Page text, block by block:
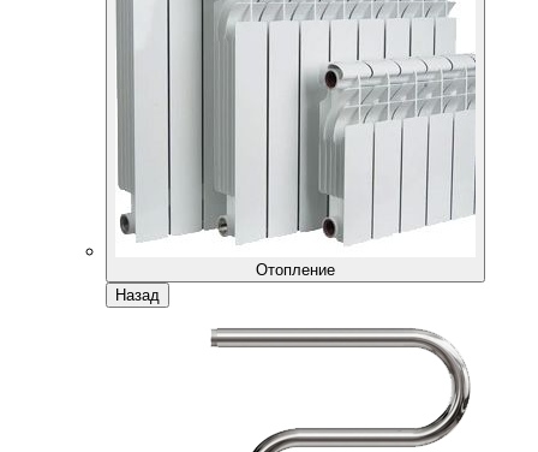
Отопление
Назад